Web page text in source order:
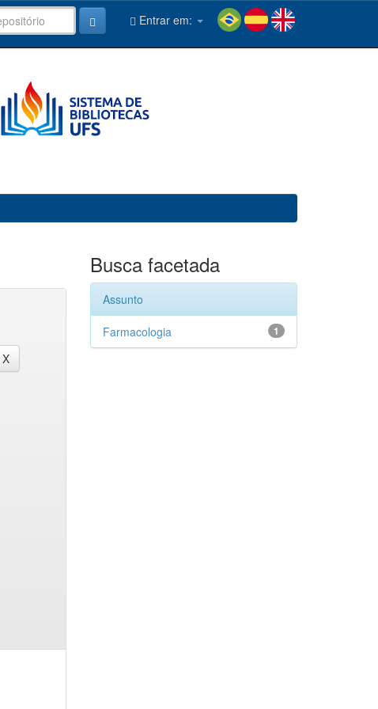
Entrar em:
Busca facetada
Assunto
1
Farmacologia